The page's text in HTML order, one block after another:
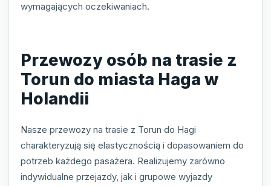
wymagających oczekiwaniach.
Przewozy osób na trasie z
Torun do miasta Haga w
Holandii
Nasze przewozy na trasie z Torun do Hagi
charakteryzują się elastycznością i dopasowaniem do
potrzeb każdego pasażera. Realizujemy zarówno
indywidualne przejazdy, jak i grupowe wyjazdy